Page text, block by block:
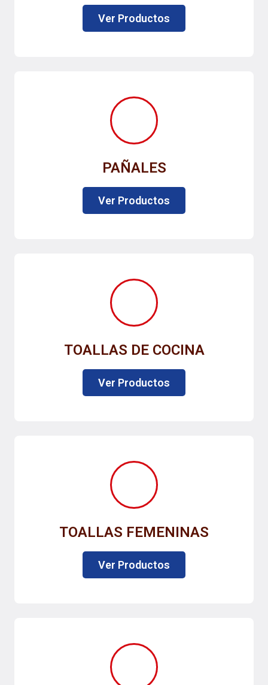
Ver Productos
PAÑALES
Ver Productos
TOALLAS DE COCINA
Ver Productos
TOALLAS FEMENINAS
Ver Productos